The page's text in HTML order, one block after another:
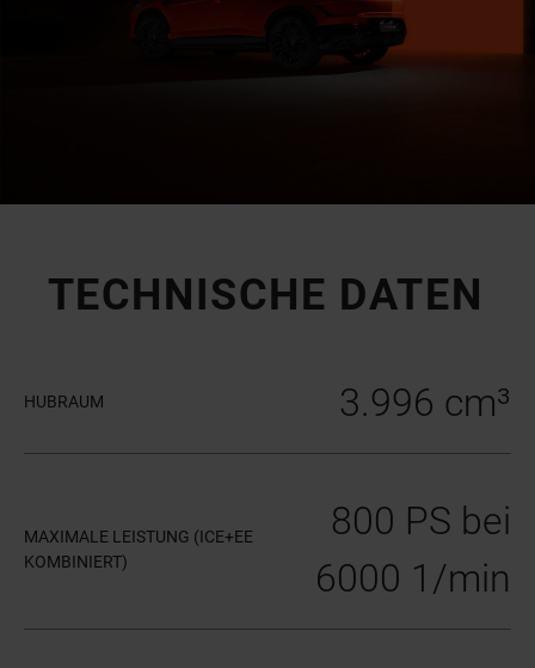
TECHNISCHE DATEN
HUBRAUM 3.996 cm³
MAXIMALE LEISTUNG (ICE+EE
KOMBINIERT)
800 PS bei
6000 1/min